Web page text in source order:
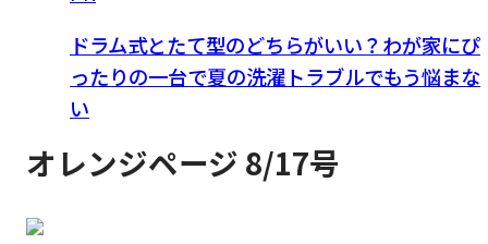
ドラム式とたて型のどちらがいい？わが家にぴ
ったりの一台で夏の洗濯トラブルでもう悩まな
い
オレンジページ 8/17号